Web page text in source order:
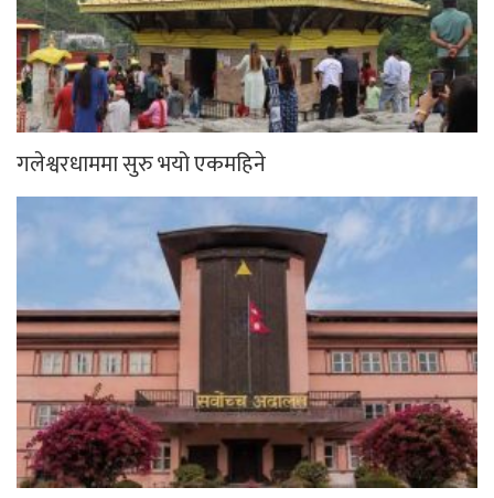
गलेश्वरधाममा सुरु भयो एकमहिने